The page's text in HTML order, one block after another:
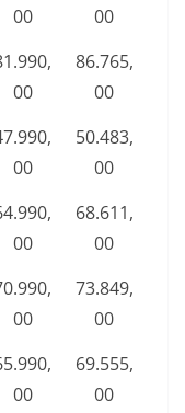
00
00
00
86.765,
00
00
50.483,
00
00
68.611,
00
00
73.849,
00
00
69.555,
00